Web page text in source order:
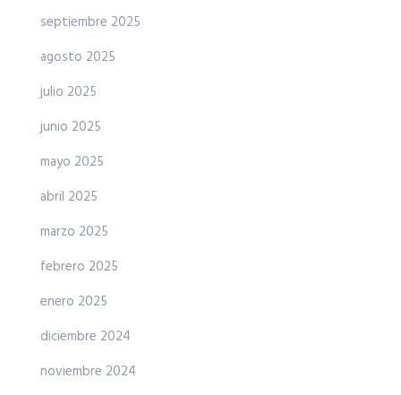
septiembre 2025
agosto 2025
julio 2025
junio 2025
mayo 2025
abril 2025
marzo 2025
febrero 2025
enero 2025
diciembre 2024
noviembre 2024